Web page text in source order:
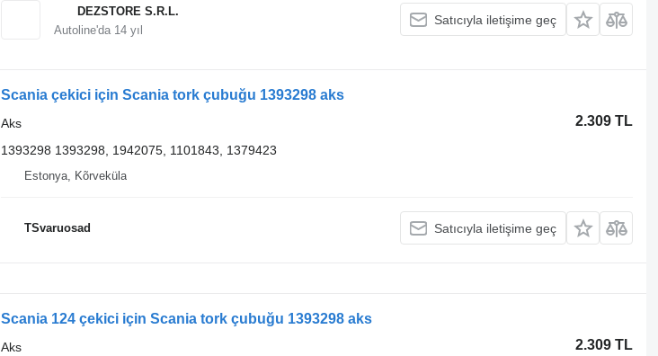
DEZSTORE S.R.L.
Autoline'da 14yıl
Satıcıyla iletişime geç
Scania çekici için Scania tork çubuğu 1393298 aks
2.309 TL
Aks
1393298 1393298, 1942075, 1101843, 1379423
Estonya, Kõrveküla
TSvaruosad Satıcıyla iletişime geç
Scania 124 çekici için Scania tork çubuğu 1393298 aks
2.309 TL
Aks